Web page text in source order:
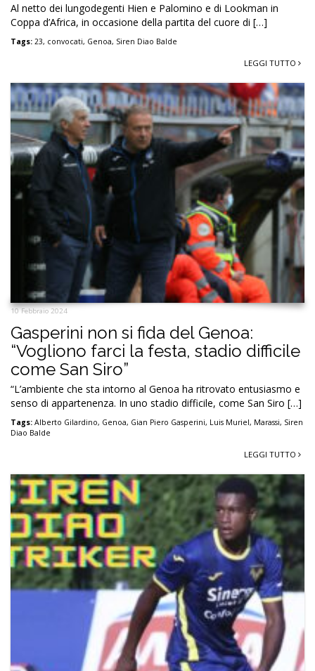
Al netto dei lungodegenti Hien e Palomino e di Lookman in
Coppa d’Africa, in occasione della partita del cuore di […]
Tags: 23, convocati, Genoa, Siren Diao Balde
LEGGI TUTTO
10 Febbraio 2024
Gasperini non si fida del Genoa:
“Vogliono farci la festa, stadio difficile
come San Siro”
“L’ambiente che sta intorno al Genoa ha ritrovato entusiasmo e
senso di appartenenza. In uno stadio difficile, come San Siro […]
Tags: Alberto Gilardino, Genoa, Gian Piero Gasperini, Luis Muriel, Marassi, Siren
Diao Balde
LEGGI TUTTO